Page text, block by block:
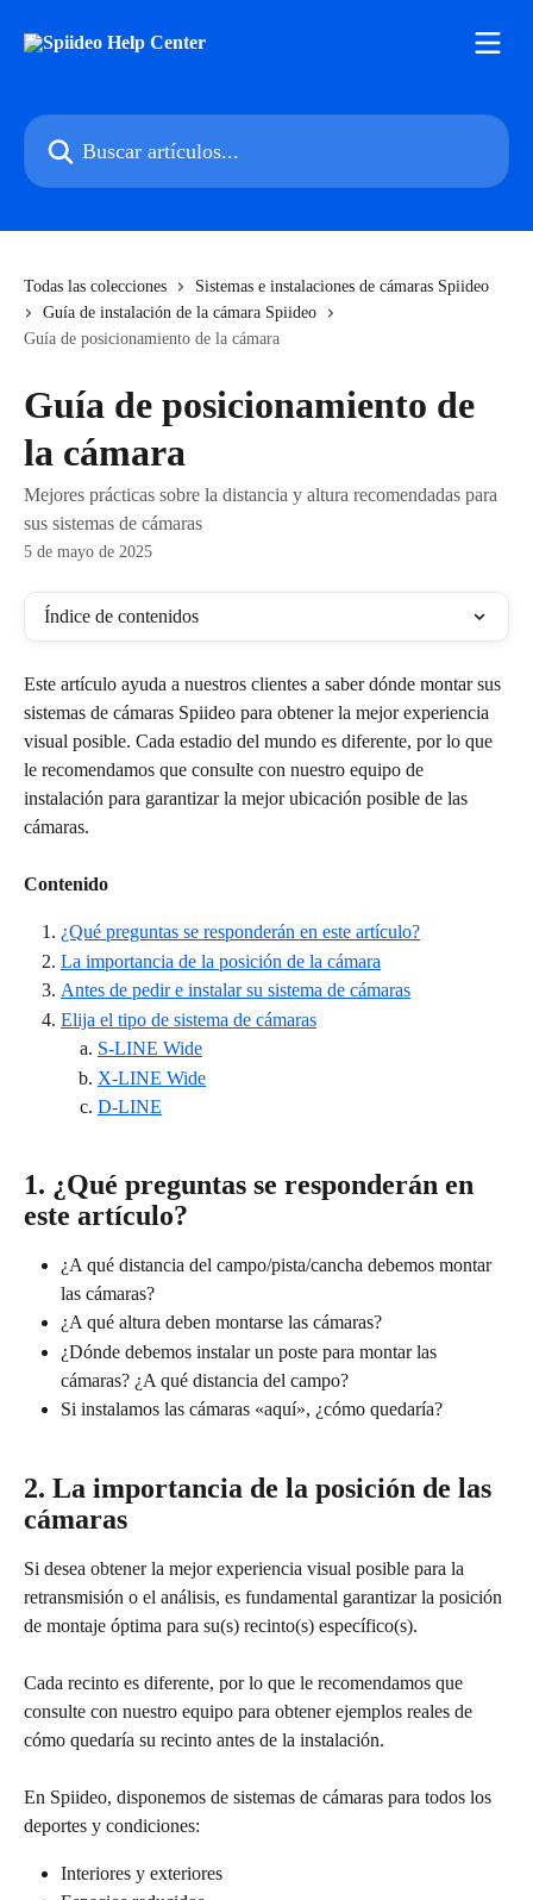
Buscar artículos...
Todas las colecciones
Sistemas e instalaciones de cámaras Spiideo
Guía de instalación de la cámara Spiideo
Guía de posicionamiento de la cámara
Guía de posicionamiento de
la cámara
Mejores prácticas sobre la distancia y altura recomendadas para
sus sistemas de cámaras
5 de mayo de 2025
Índice de contenidos
Este artículo ayuda a nuestros clientes a saber dónde montar sus
sistemas de cámaras Spiideo para obtener la mejor experiencia
visual posible. Cada estadio del mundo es diferente, por lo que
le recomendamos que consulte con nuestro equipo de
instalación para garantizar la mejor ubicación posible de las
cámaras.
Contenido
¿Qué preguntas se responderán en este artículo?
La importancia de la posición de la cámara
Antes de pedir e instalar su sistema de cámaras
Elija el tipo de sistema de cámaras
S-LINE Wide
X-LINE Wide
D-LINE
1. ¿Qué preguntas se responderán en
este artículo?
¿A qué distancia del campo/pista/cancha debemos montar
las cámaras?
¿A qué altura deben montarse las cámaras?
¿Dónde debemos instalar un poste para montar las
cámaras? ¿A qué distancia del campo?
Si instalamos las cámaras «aquí», ¿cómo quedaría?
2. La importancia de la posición de las
cámaras
Si desea obtener la mejor experiencia visual posible para la
retransmisión o el análisis, es fundamental garantizar la posición
de montaje óptima para su(s) recinto(s) específico(s).
Cada recinto es diferente, por lo que le recomendamos que
consulte con nuestro equipo para obtener ejemplos reales de
cómo quedaría su recinto antes de la instalación.
En Spiideo, disponemos de sistemas de cámaras para todos los
deportes y condiciones:
Interiores y exteriores